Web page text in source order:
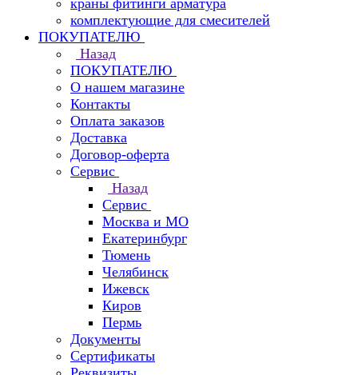
краны фитинги арматура
комплектующие для смесителей
ПОКУПАТЕЛЮ
Назад
ПОКУПАТЕЛЮ
О нашем магазине
Контакты
Оплата заказов
Доставка
Договор-оферта
Сервис
Назад
Сервис
Москва и МО
Екатеринбург
Тюмень
Челябинск
Ижевск
Киров
Пермь
Документы
Сертификаты